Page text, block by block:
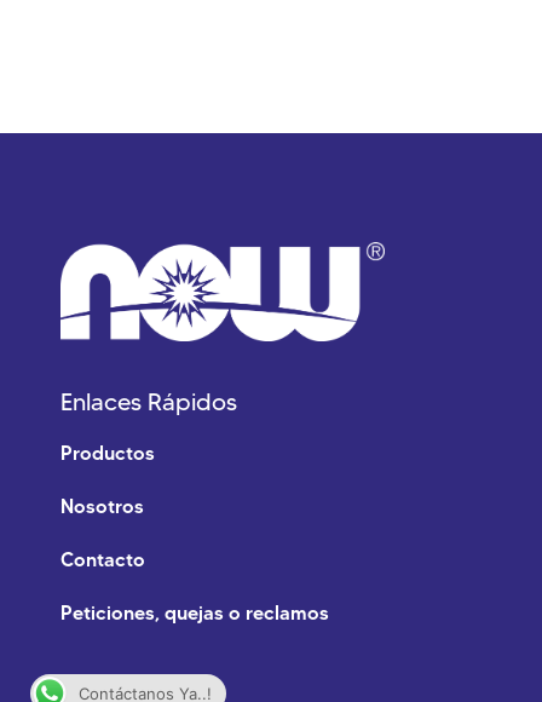
Enlaces Rápidos
Productos
Nosotros
Contacto
Peticiones, quejas o reclamos
Contáctanos Ya..!